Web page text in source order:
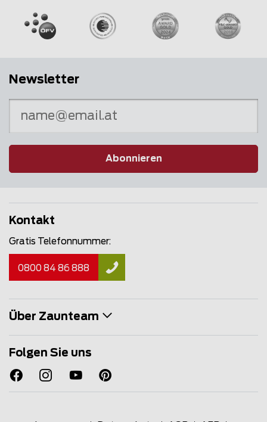
Newsletter
Abonnieren
Kontakt
Gratis Telefonnummer:
0800 84 86 888
Über Zaunteam
Folgen Sie uns